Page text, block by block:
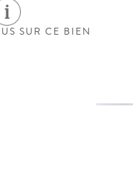
SUR CE BIEN